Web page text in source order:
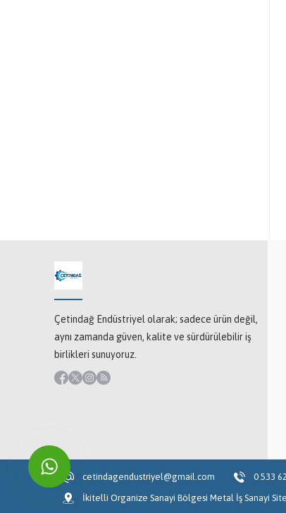
Çetindağ Endüstriyel olarak; sadece ürün değil,
aynı zamanda güven, kalite ve sürdürülebilir iş
birlikleri sunuyoruz.
cetindagendustriyel@gmail.com 0 533
İkitelli Organize Sanayi Bölgesi Metal İş Sanayi